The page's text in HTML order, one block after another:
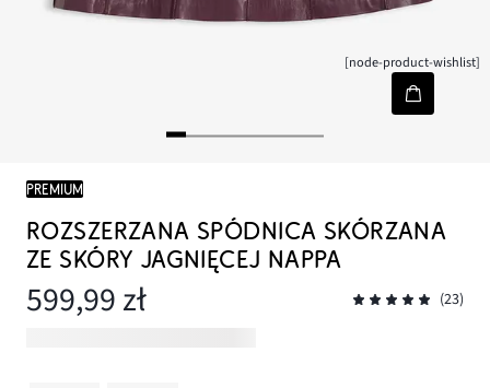
[node-product-wishlist]
PREMIUM
ROZSZERZANA SPÓDNICA SKÓRZANA
ZE SKÓRY JAGNIĘCEJ NAPPA
599,99 zł (23)